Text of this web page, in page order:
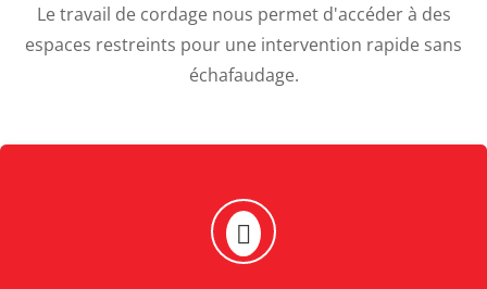
Le travail de cordage nous permet d'accéder à des
espaces restreints pour une intervention rapide sans
échafaudage.